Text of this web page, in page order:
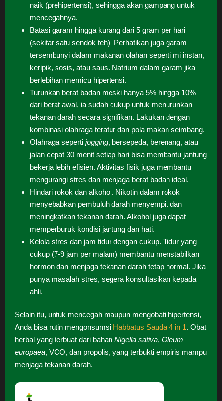
naik (prehipertensi), sehingga akan gampang untuk
mencegahnya.
Batasi garam hingga kurang dari 5 gram per hari
(sekitar satu sendok teh). Perhatikan juga garam
tersembunyi dalam makanan olahan seperti mi instan,
keripik, sosis, atau saus. Natrium dalam garam jika
berlebihan memicu hipertensi.
Turunkan berat badan meski hanya 5% hingga 10%
dari berat awal, ia sudah cukup untuk menurunkan
tekanan darah secara signifikan. Lakukan dengan
kombinasi olahraga teratur dan pola makan seimbang.
Olahraga seperti jogging, bersepeda, berenang, atau
jalan cepat 30 menit setiap hari bisa membantu jantung
bekerja lebih efisien. Aktivitas fisik juga membantu
mengurangi stres dan menjaga berat badan ideal.
Hindari rokok dan alkohol. Nikotin dalam rokok
menyebabkan pembuluh darah menyempit dan
meningkatkan tekanan darah. Alkohol juga dapat
memperburuk kondisi jantung dan hati.
Kelola stres dan jam tidur dengan cukup. Tidur yang
cukup (7-9 jam per malam) membantu menstabilkan
hormon dan menjaga tekanan darah tetap normal. Jika
punya masalah stres, segera konsultasikan kepada
ahli.
Selain itu, untuk mencegah maupun mengobati hipertensi,
Anda bisa rutin mengonsumsi Habbatus Sauda 4 in 1. Obat
herbal yang terbuat dari bahan Nigella sativa, Oleum
europaea, VCO, dan propolis, yang terbukti empiris mampu
menjaga tekanan darah.